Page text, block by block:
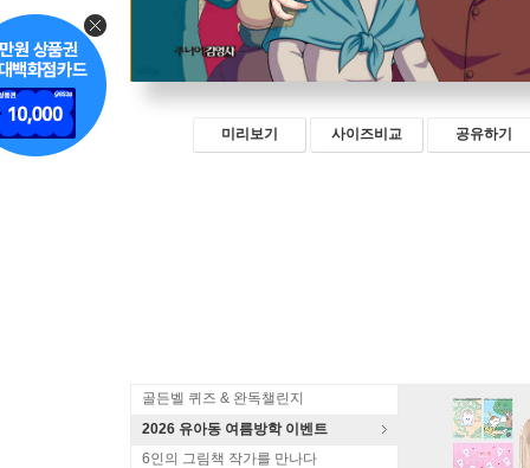
미리보기 사이즈비교 공유하기
골든벨 퀴즈 & 완독챌린지
2026 유아동 여름방학 이벤트
6인의 그림책 작가를 만나다